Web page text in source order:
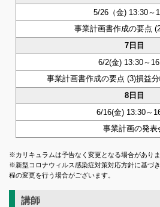
5/26（金) 13:30～
事業計画書作成の要点
7日目
6/2(金) 13:30～
事業計画書作成の要点 (3)損益
8日目
6/16(金) 13:30～
事業計画の発表
※カリキュラムは予告なく変更となる場合がありま
※新型コロナウィルス感染症対策対応方針に基づ
程の変更を行う場合がございます。
講師